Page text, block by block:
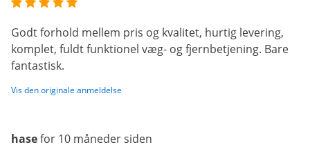
Godt forhold mellem pris og kvalitet, hurtig levering,
komplet, fuldt funktionel væg- og fjernbetjening. Bare
fantastisk.
Vis den originale anmeldelse
hasefor 10 måneder siden